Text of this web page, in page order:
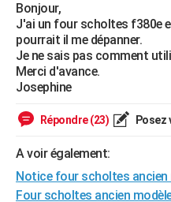
Mobiles
Meilleur smartphone
Internet
Ordinateurs
Jeux vidéo
Guide high-tech
+BRICOLAGE
Forum
Aménagement intérieur
Extérieur
Cuisine
Salle de bains
Jardinage
Rangement
WEEK-END
Guides de France
Escapades
Patrimoine
Expositions
Musées
Week-end nature
+LIFESTYLE
Art de vivre
Bien-être
Loisirs
Mode
Modes de vie
SANTE
VOYAGE
Destinations
City break
Voyage nature
Voyage de noces
Forum
Climat
+PHOTO
Bonjour,
J'ai un four scholtes f380e
pourrait il me dépanner.
Je ne sais pas comment
Merci d'avance.
Josephine
Répondre (23) Posez
A voir également:
Notice four scholtes ancien
Four scholtes ancien